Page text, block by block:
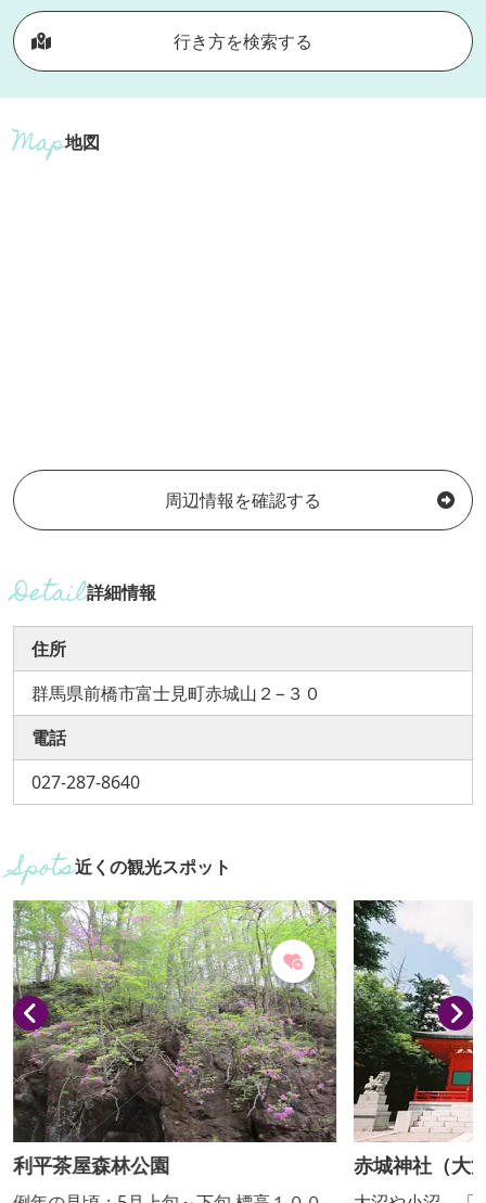
行き方を検索する
地図
周辺情報を確認する
詳細情報
住所
群馬県前橋市富士見町赤城山２−３０
電話
027-287-8640
近くの観光スポット
利平茶屋森林公園 赤城神社（大